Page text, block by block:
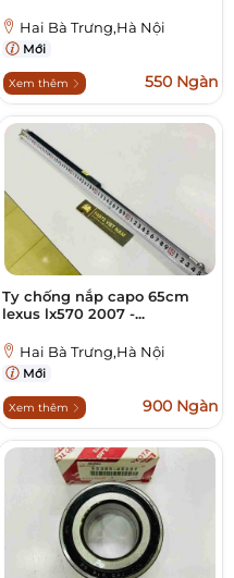
Hai Bà Trưng,Hà Nội
Mới
Xem thêm 550 Ngàn
Ty chống nắp capo 65cm
lexus lx570 2007 -...
Hai Bà Trưng,Hà Nội
Mới
Xem thêm 900 Ngàn